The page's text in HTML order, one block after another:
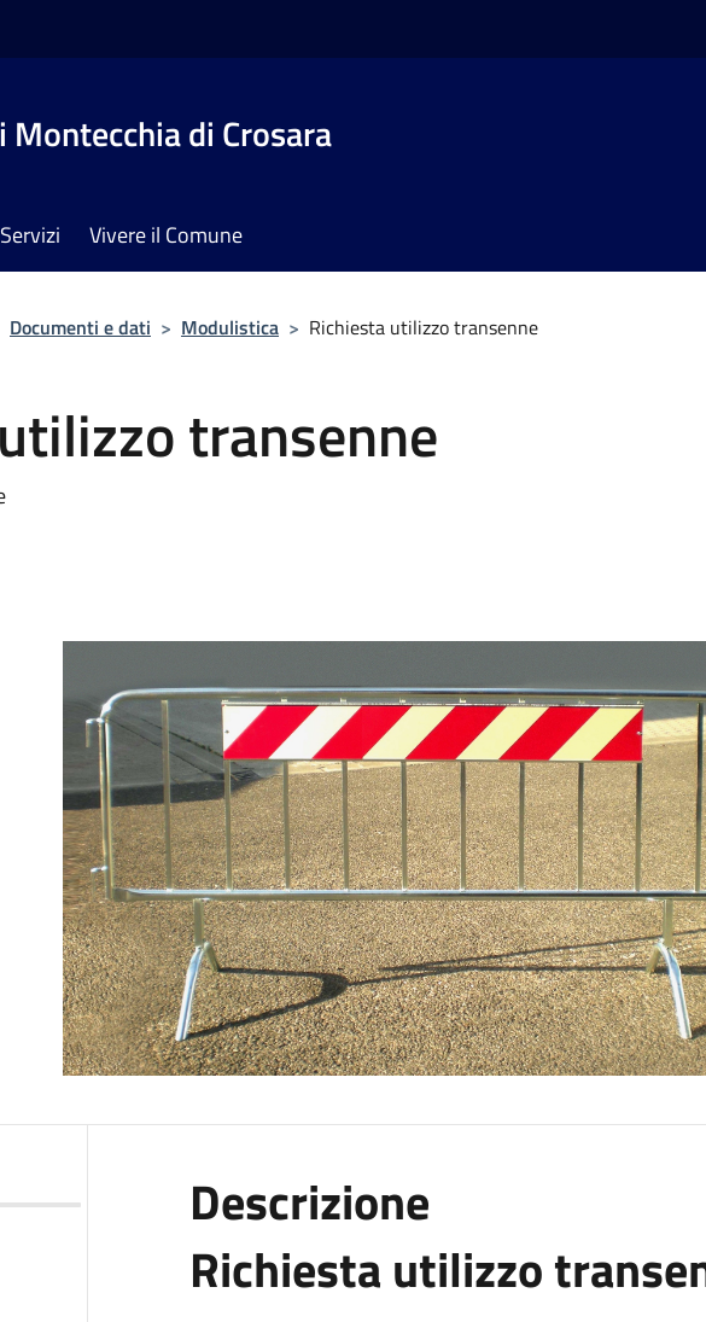
Montecchia di Crosara
Servizi Vivere il Comune
Documenti e dati > Modulistica > Richiesta utilizzo transenne
transenne
Descrizione
Richiesta utilizzo